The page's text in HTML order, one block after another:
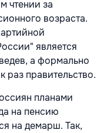
чтении за
возраста.
является
а формально
правительство.
планами
на пенсию
на демарш. Так,